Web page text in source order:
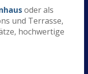
oder als
und Terrasse,
hochwertige